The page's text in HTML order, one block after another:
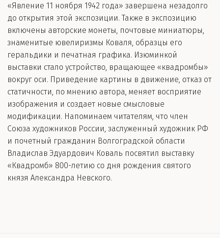
«Явление 11 ноября 1942 года» завершена незадолго
до открытия этой экспозиции. Также в экспозицию
включены авторские монеты, почтовые миниатюры,
знаменитые ювелиризмы Коваля, образцы его
геральдики и печатная графика. Изюминкой
выставки стало устройство, вращающее «квадромбы»
вокруг оси. Приведение картины в движение, отказ от
статичности, по мнению автора, меняет восприятие
изображения и создает новые смысловые
модификации. Напоминаем читателям, что член
Союза художников России, заслуженный художник РФ
и почетный гражданин Волгоградской области
Владислав Эдуардович Коваль посвятил выставку
«Квадромб» 800-летию со дня рождения святого
князя Александра Невского.